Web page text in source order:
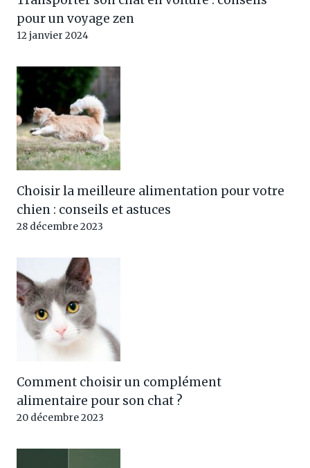
pour un voyage zen
12 janvier 2024
Choisir la meilleure alimentation pour votre
chien : conseils et astuces
28 décembre 2023
Comment choisir un complément
alimentaire pour son chat ?
20 décembre 2023